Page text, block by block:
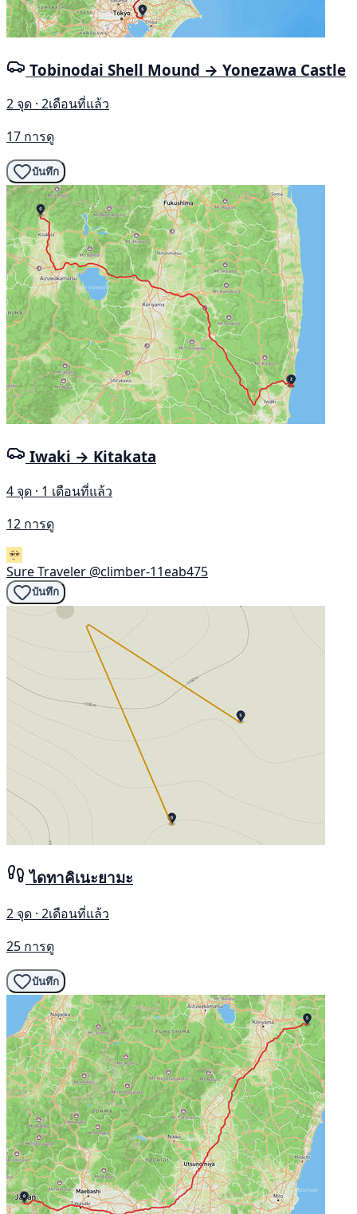
Tobinodai Shell Mound → Yonezawa Castle
2 จุด · 2เดือนที่แล้ว
17 การดู
บันทึก
Iwaki → Kitakata
4 จุด · 1 เดือนที่แล้ว
12 การดู
Sure Traveler @climber-11eab475
บันทึก
ไดทาคิเนะยามะ
2 จุด · 2เดือนที่แล้ว
25 การดู
บันทึก